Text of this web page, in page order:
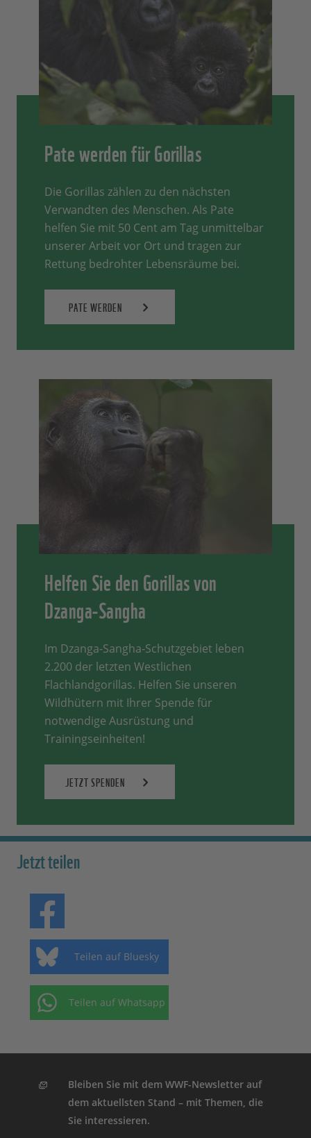
Pate werden für Gorillas
Die Gorillas zählen zu den nächsten
Verwandten des Menschen. Als Pate
helfen Sie mit 50 Cent am Tag unmittelbar
unserer Arbeit vor Ort und tragen zur
Rettung bedrohter Lebensräume bei.
PATE WERDEN
Helfen Sie den Gorillas von
Dzanga-Sangha
Im Dzanga-Sangha-Schutzgebiet leben
2.200 der letzten Westlichen
Flachlandgorillas. Helfen Sie unseren
Wildhütern mit Ihrer Spende für
notwendige Ausrüstung und
Trainingseinheiten!
JETZT SPENDEN
Jetzt teilen
Teilen auf Bluesky
Teilen auf Whatsapp
Bleiben Sie mit dem WWF-Newsletter auf
dem aktuellsten Stand – mit Themen, die
Sie interessieren.